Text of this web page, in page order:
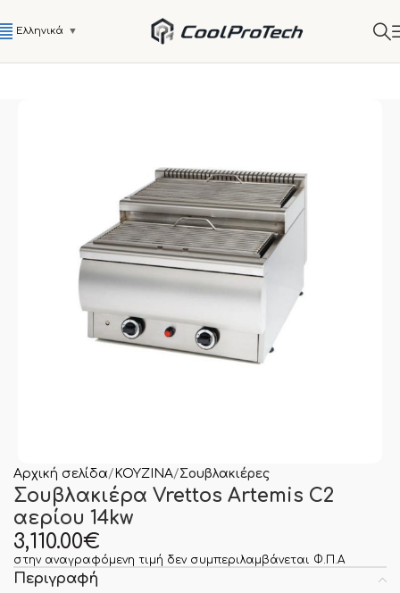
Ελληνικά ▼
Αρχική σελίδα ΚΟΥΖΙΝΑ Σουβλακιέρες
Σουβλακιέρα Vrettos Artemis C2
αερίου 14kw
3,110.00€
στην αναγραφόμενη τιμή δεν συμπεριλαμβάνεται Φ.Π.Α
Περιγραφή